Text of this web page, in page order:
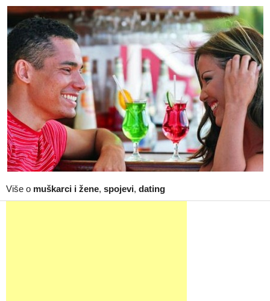
Više o muškarci i žene, spojevi, dating